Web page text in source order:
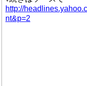
http://
nt&p=2